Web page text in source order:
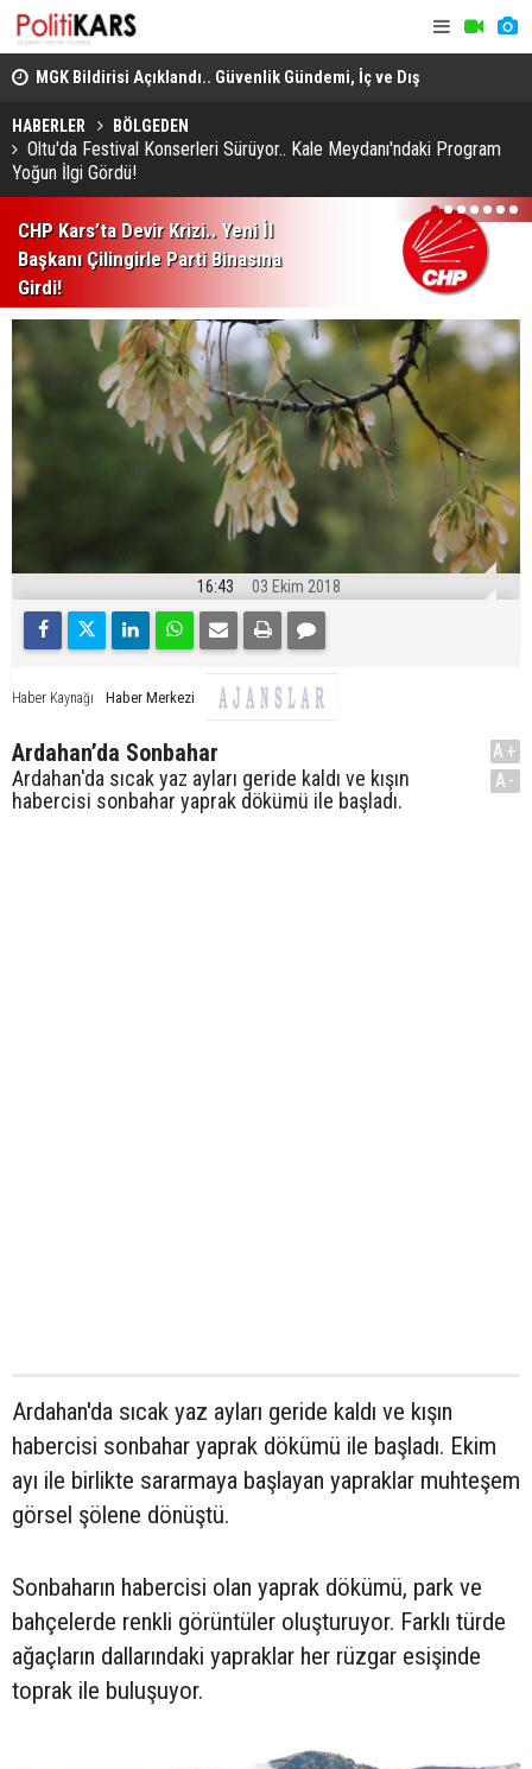
MGK Bildirisi Açıklandı.. Güvenlik Gündemi, İç ve Dış
Politika Başlıkları Değerlendirildi!
HABERLER BÖLGEDEN
Oltu'da Festival Konserleri Sürüyor.. Kale Meydanı'ndaki Program
Yoğun İlgi Gördü!
CHP Kars’ta Devir Krizi.. Yeni İl
Başkanı Çilingirle Parti Binasına
Girdi!
1 2 3 4 5 6 7
16:43 03 Ekim 2018
Haber Kaynağı Haber Merkezi
Ardahan’da Sonbahar
Ardahan'da sıcak yaz ayları geride kaldı ve kışın
habercisi sonbahar yaprak dökümü ile başladı.
A+
A-
Ardahan'da sıcak yaz ayları geride kaldı ve kışın
habercisi sonbahar yaprak dökümü ile başladı. Ekim
ayı ile birlikte sararmaya başlayan yapraklar muhteşem
görsel şölene dönüştü.
Sonbaharın habercisi olan yaprak dökümü, park ve
bahçelerde renkli görüntüler oluşturuyor. Farklı türde
ağaçların dallarındaki yapraklar her rüzgar esişinde
toprak ile buluşuyor.